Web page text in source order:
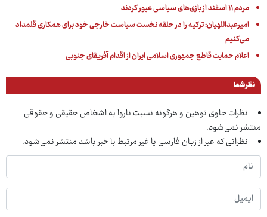
مردم ۱۱ اسفند از بازی‌های سیاسی عبور کردند
امیرعبداللهیان: ترکیه را در حلقه نخست سیاست خارجی خود برای همکاری قلمداد
می‌کنیم
اعلام حمایت قاطع جمهوری اسلامی ایران از اقدام آفریقای جنوبی
نظر شما
نظرات حاوی توهین و هرگونه نسبت ناروا به اشخاص حقیقی و حقوقی
منتشر نمی‌شود.
نظراتی که غیر از زبان فارسی یا غیر مرتبط با خبر باشد منتشر نمی‌شود.